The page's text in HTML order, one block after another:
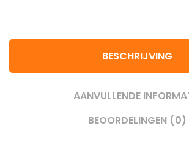
BESCHRIJVING
AANVULLENDE
BEOORDELINGEN (0)